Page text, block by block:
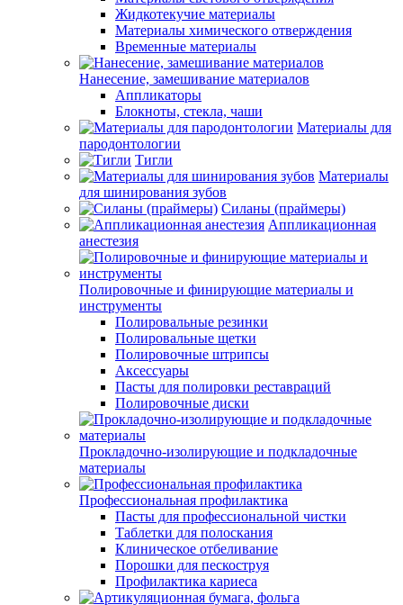
Жидкотекучие материалы
Материалы химического отверждения
Временные материалы
Нанесение, замешивание материалов
Аппликаторы
Блокноты, стекла, чаши
Материалы для
пародонтологии
Тигли
Материалы
для шинирования зубов
Силаны (праймеры)
Аппликационная
анестезия
Полировочные и финирующие материалы и
инструменты
Полировальные резинки
Полировальные щетки
Полировочные штрипсы
Аксессуары
Пасты для полировки реставраций
Полировочные диски
Прокладочно-изолирующие и подкладочные
материалы
Профессиональная профилактика
Пасты для профессиональной чистки
Таблетки для полоскания
Клиническое отбеливание
Порошки для пескоструя
Профилактика кариеса